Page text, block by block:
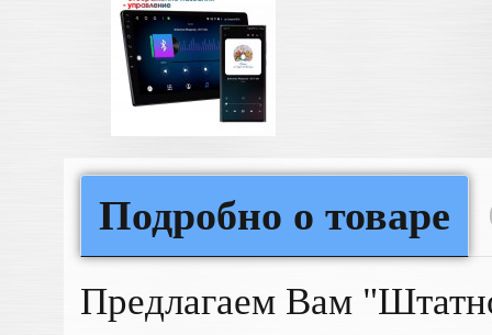
Подробно о товаре
Предлагаем Вам